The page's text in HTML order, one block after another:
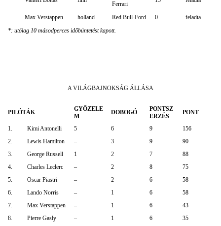
Ferrari
Max Verstappen holland Red Bull-Ford 0
feladta
*: utólag 10 másodperces időbüntetést kapott.
A VILÁGBAJNOKSÁG ÁLLÁSA
PILÓTÁK
GYŐZELE
M
DOBOGÓ
PONTSZ
ERZÉS
PONT
1. Kimi Antonelli 5 6 9
156
2.
Lewis Hamilton – 3 9
90
3.
George Russell 1 2 7
88
4.
Charles Leclerc – 2 8
75
5.
Oscar Piastri – 2 6
58
6.
Lando Norris – 1 6
58
7.
Max Verstappen – 1 6
43
8.
Pierre Gasly – 1 6
35